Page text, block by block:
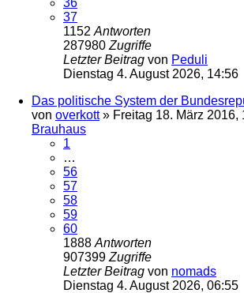
37
1152 Antworten
287980 Zugriffe
Letzter Beitrag von Peduli
Dienstag 4. August 2026, 14:56
Das politische System der
von overkott» Freitag 18. März 2016,
Brauhaus
1
…
56
57
58
59
60
1888 Antworten
907399 Zugriffe
Letzter Beitrag von nomads
Dienstag 4. August 2026, 06:55